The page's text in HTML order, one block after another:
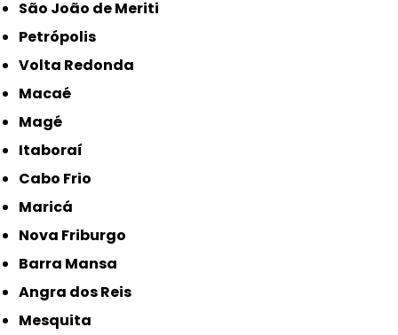
São João de Meriti
Petrópolis
Volta Redonda
Macaé
Magé
Itaboraí
Cabo Frio
Maricá
Nova Friburgo
Barra Mansa
Angra dos Reis
Mesquita